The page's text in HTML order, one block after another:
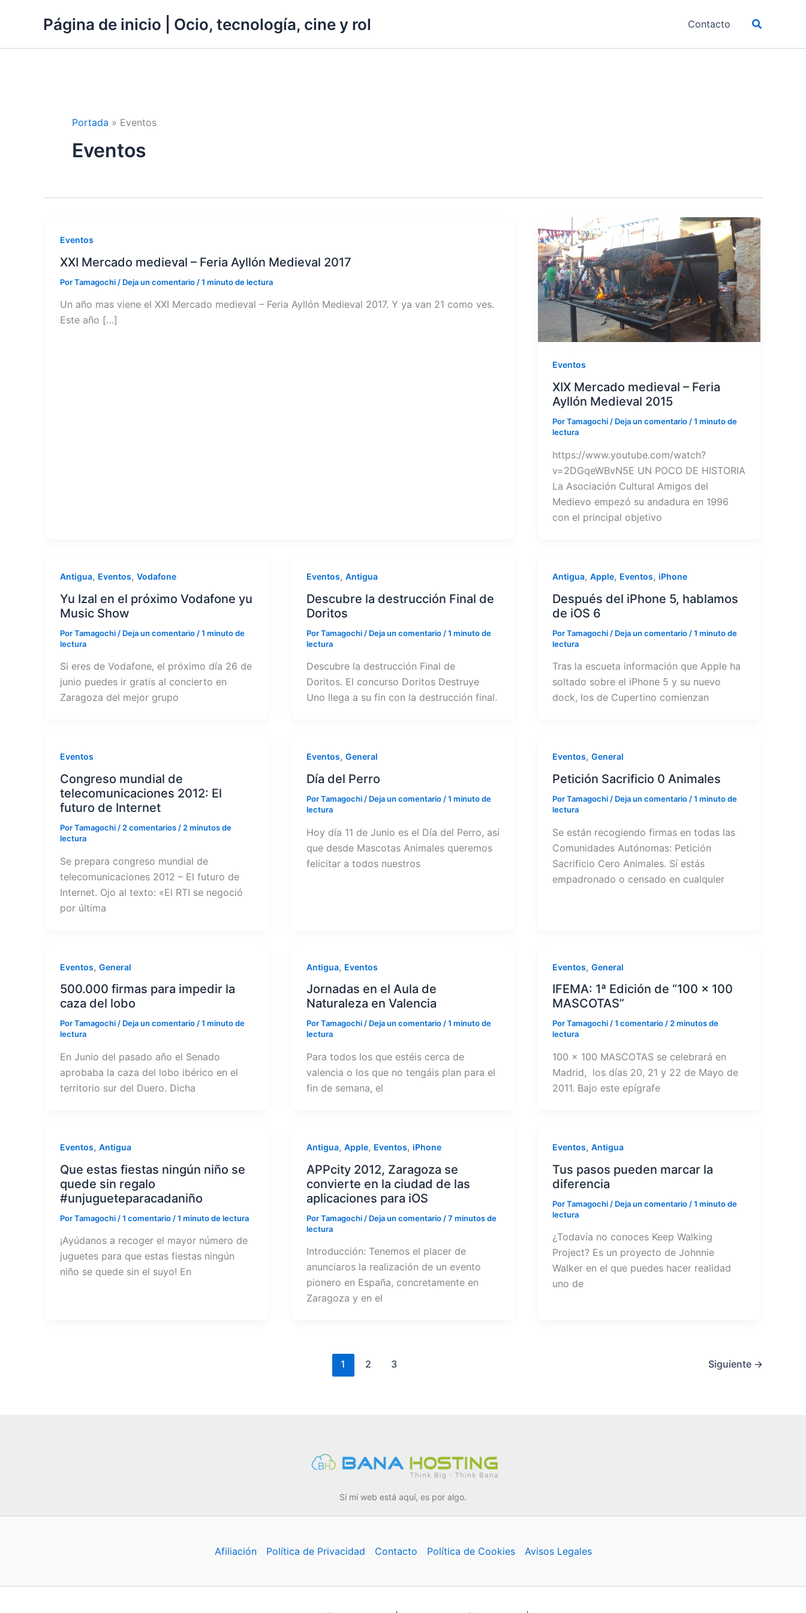
Página de inicio | Ocio, tecnología, cine y rol Contacto Buscar
Portada » Eventos
Eventos
Eventos
XXI Mercado medieval – Feria Ayllón Medieval 2017
PorTamagochi / Deja un comentario /1 minuto de lectura
Un año mas viene el XXI Mercado medieval – Feria Ayllón Medieval 2017. Y ya van 21 como ves.
Este año […]
Eventos
XIX Mercado medieval – Feria
Ayllón Medieval 2015
PorTamagochi/ Deja un comentario /1 minuto de
lectura
https://www.youtube.com/watch?
v=2DGqeWBvN5E UN POCO DE HISTORIA
La Asociación Cultural Amigos del
Medievo empezó su andadura en 1996
con el principal objetivo
Antigua, Eventos, Vodafone
Yu Izal en el próximo Vodafone yu
Music Show
PorTamagochi / Deja un comentario /1 minuto de
lectura
Si eres de Vodafone, el próximo día 26 de
junio puedes ir gratis al concierto en
Zaragoza del mejor grupo
Eventos, Antigua
Descubre la destrucción Final de
Doritos
PorTamagochi / Deja un comentario /1 minuto de
lectura
Descubre la destrucción Final de
Doritos. El concurso Doritos Destruye
Uno llega a su fin con la destrucción final.
Antigua,Apple, Eventos,iPhone
Después del iPhone 5, hablamos
de iOS 6
PorTamagochi / Deja un comentario /1 minuto de
lectura
Tras la escueta información que Apple ha
soltado sobre el iPhone 5 y su nuevo
dock, los de Cupertino comienzan
Eventos
Congreso mundial de
telecomunicaciones 2012: El
futuro de Internet
PorTamagochi / 2 comentarios / 2 minutos de
lectura
Se prepara congreso mundial de
telecomunicaciones 2012 – El futuro de
Internet. Ojo al texto: «El RTI se negoció
por última
Eventos, General
Día del Perro
PorTamagochi / Deja un comentario /1 minuto de
lectura
Hoy día 11 de Junio es el Día del Perro, así
que desde Mascotas Animales queremos
felicitar a todos nuestros
Eventos,General
Petición Sacrificio 0 Animales
PorTamagochi / Deja un comentario /1 minuto de
lectura
Se están recogiendo firmas en todas las
Comunidades Autónomas: Petición
Sacrificio Cero Animales. Sí estás
empadronado o censado en cualquier
Eventos, General
500.000 firmas para impedir la
caza del lobo
PorTamagochi/ Deja un comentario/1 minuto de
lectura
En Junio del pasado año el Senado
aprobaba la caza del lobo ibérico en el
territorio sur del Duero. Dicha
Antigua, Eventos
Jornadas en el Aula de
Naturaleza en Valencia
PorTamagochi/ Deja un comentario /1 minuto de
lectura
Para todos los que estéis cerca de
valencia o los que no tengáis plan para el
fin de semana, el
Eventos,General
IFEMA: 1ª Edición de “100 x 100
MASCOTAS”
PorTamagochi/1 comentario /2 minutos de
lectura
100 x 100 MASCOTAS se celebrará en
Madrid, los días 20, 21 y 22 de Mayo de
2011. Bajo este epígrafe
Eventos, Antigua
Que estas fiestas ningún niño se
quede sin regalo
#unjugueteparacadaniño
PorTamagochi /1 comentario /1 minuto de lectura
¡Ayúdanos a recoger el mayor número de
juguetes para que estas fiestas ningún
niño se quede sin el suyo! En
Antigua, Apple, Eventos, iPhone
APPcity 2012, Zaragoza se
convierte en la ciudad de las
aplicaciones para iOS
PorTamagochi / Deja un comentario /7 minutos de
lectura
Introducción: Tenemos el placer de
anunciaros la realización de un evento
pionero en España, concretamente en
Zaragoza y en el
Eventos,Antigua
Tus pasos pueden marcar la
diferencia
PorTamagochi / Deja un comentario /1 minuto de
lectura
¿Todavía no conoces Keep Walking
Project? Es un proyecto de Johnnie
Walker en el que puedes hacer realidad
uno de
1 2 3 Siguiente →
Si mi web está aquí, es por algo.
Afiliación Política de Privacidad Contacto Política de Cookies Avisos Legales